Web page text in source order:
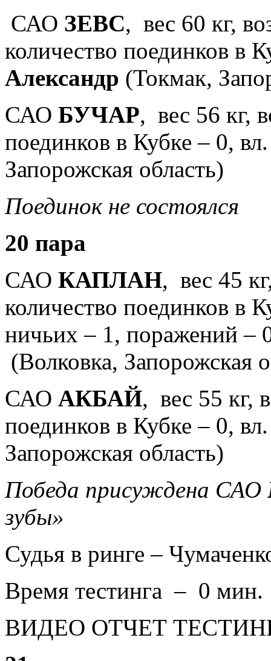
САО ЗЕВС, вес 60 кг,
количество поединков в
Александр (Токмак,
САО БУЧАР, вес 56 кг,
поединков в Кубке – 0,
Запорожская область)
Поединок не состоялся
20 пара
САО КАПЛАН, вес 45
количество поединков в
ничьих – 1, поражений –
(Волковка, Запорожская
САО АКБАЙ, вес 55 кг,
поединков в Кубке – 0,
Запорожская область)
Победа присуждена САО
зубы»
Судья в ринге –
Время тестинга – 0
ВИДЕО ОТЧЕТ